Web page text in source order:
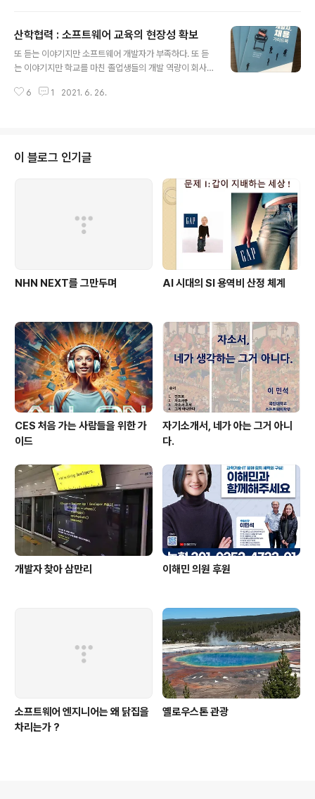
분은 빈손이 아닐 것입니다. 그래서 여기가 기회의 땅입니
다. 이 글은 소프트웨어 개발 동네에 처음으로 발을 들이신
분들을 위한 글입니다. 처음이라 함은 아직 여러분이 만든
의미합니다. 아직 배우고 있는 분들, 신입 수준으로 개발자
산학협력 : 소프트웨어 교육의 현장성 확보
또 듣는 이야기지만 소프트웨어 개발자가 부족하다. 또 듣
는 이야기지만 학교를 마친 졸업생들의 개발 역량이 회사
컴 버블 이후 소강상태가 잠시 있었을 뿐 이런 이야기가 나
지원자는 많은데 쓸 만한 사람이 없다는 것이 더 맞는 표현
일 수 있다. 회사가 기대하는 실무 역량에 관한 정의도 회사
의 규모, 회사의 제품 또는 서비스에 따라 다를 수 있다. 표
현은 다르게 할 수 있지만, 사실 이 모든 것은 돈 또는 돈과
호환되는 자원의 문제일 뿐이다. 좋은 개발자를 뽑으려면
6 1 2021. 6. 26.
이 블로그 인기글
NHN NEXT를 그만두며 AI 시대의 SI 용역비 산정 체계
CES 처음 가는 사람들을 위한 가
이드
자기소개서, 네가 아는 그거 아니
다.
개발자 찾아 삼만리 이해민 의원 후원
소프트웨어 엔지니어는 왜 닭집을
차리는가 ?
옐로우스톤 관광